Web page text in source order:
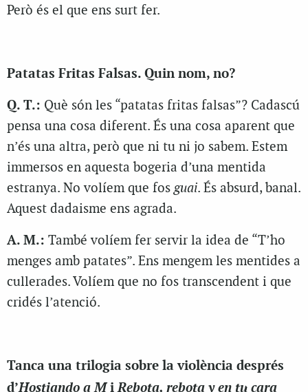
Però és el que ens surt fer.
Patatas Fritas Falsas. Quin nom, no?
Q. T.: Què són les “patatas fritas falsas”? Cadascú
pensa una cosa diferent. És una cosa aparent que
n’és una altra, però que ni tu ni jo sabem. Estem
immersos en aquesta bogeria d’una mentida
estranya. No volíem que fosguai. És absurd, banal.
Aquest dadaisme ens agrada.
A. M.: També volíem fer servir la idea de “T’ho
menges amb patates”. Ens mengem les mentides a
cullerades. Volíem que no fos transcendent i que
cridés l’atenció.
Tanca una trilogia sobre la violència després
d’Hostiando a MiRebota, rebota y en tu cara